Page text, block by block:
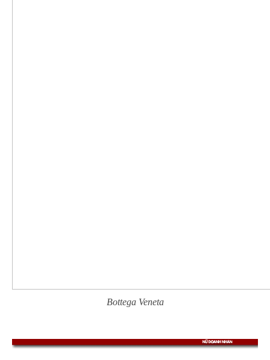
Bottega Veneta